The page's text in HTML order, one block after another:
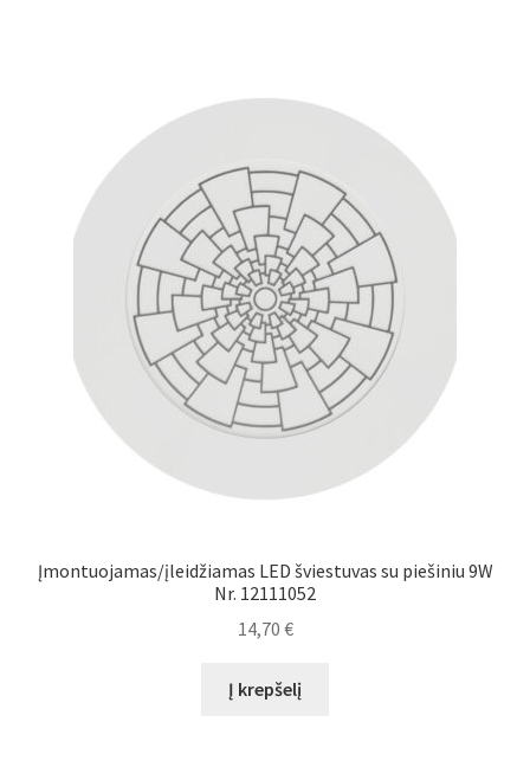
Įmontuojamas/įleidžiamas LED šviestuvas su piešiniu 9W
Nr. 12111052
14,70 €
Į krepšelį